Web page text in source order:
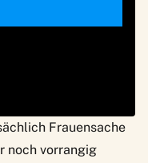
Frauensache
noch vorrangig